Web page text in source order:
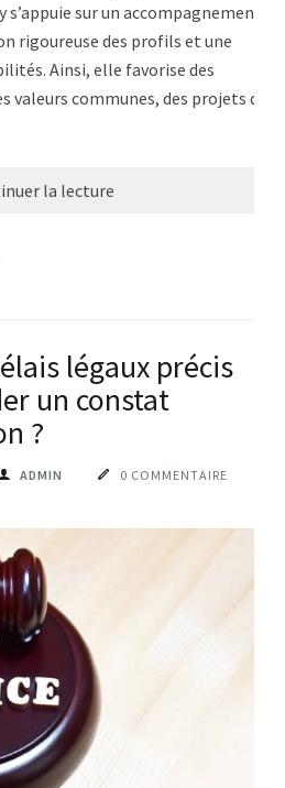
sur un accompagnement
rigoureuse des profils et une
Ainsi, elle favorise des
valeurs communes, des projets de
la lecture
légaux précis
un constat
?
ADMIN 0 COMMENTAIRE